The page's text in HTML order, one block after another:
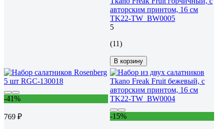
авторским принтом, 16 см
TK22-TW_BW0005
5
(11)
В корзину
-41%
769 ₽ -15%